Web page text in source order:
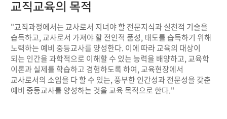
교직교육의 목적
"교직과정에서는 교사로서 지녀야 할 전문지식과 실천적 기술을
습득하고, 교사로서 가져야 할 전인적 품성, 태도를 습득하기 위해
노력하는 예비 중등교사를 양성한다. 이에 따라 교육의 대상이
되는 인간을 과학적으로 이해할 수 있는 능력을 배양하고, 교육학
이론과 실제를 학습하고 경험하도록 하여, 교육현장에서
교사로서의 소임을 다 할 수 있는, 풍부한 인간성과 전문성을 갖춘
예비 중등교사를 양성하는 것을 교육 목적으로 한다."